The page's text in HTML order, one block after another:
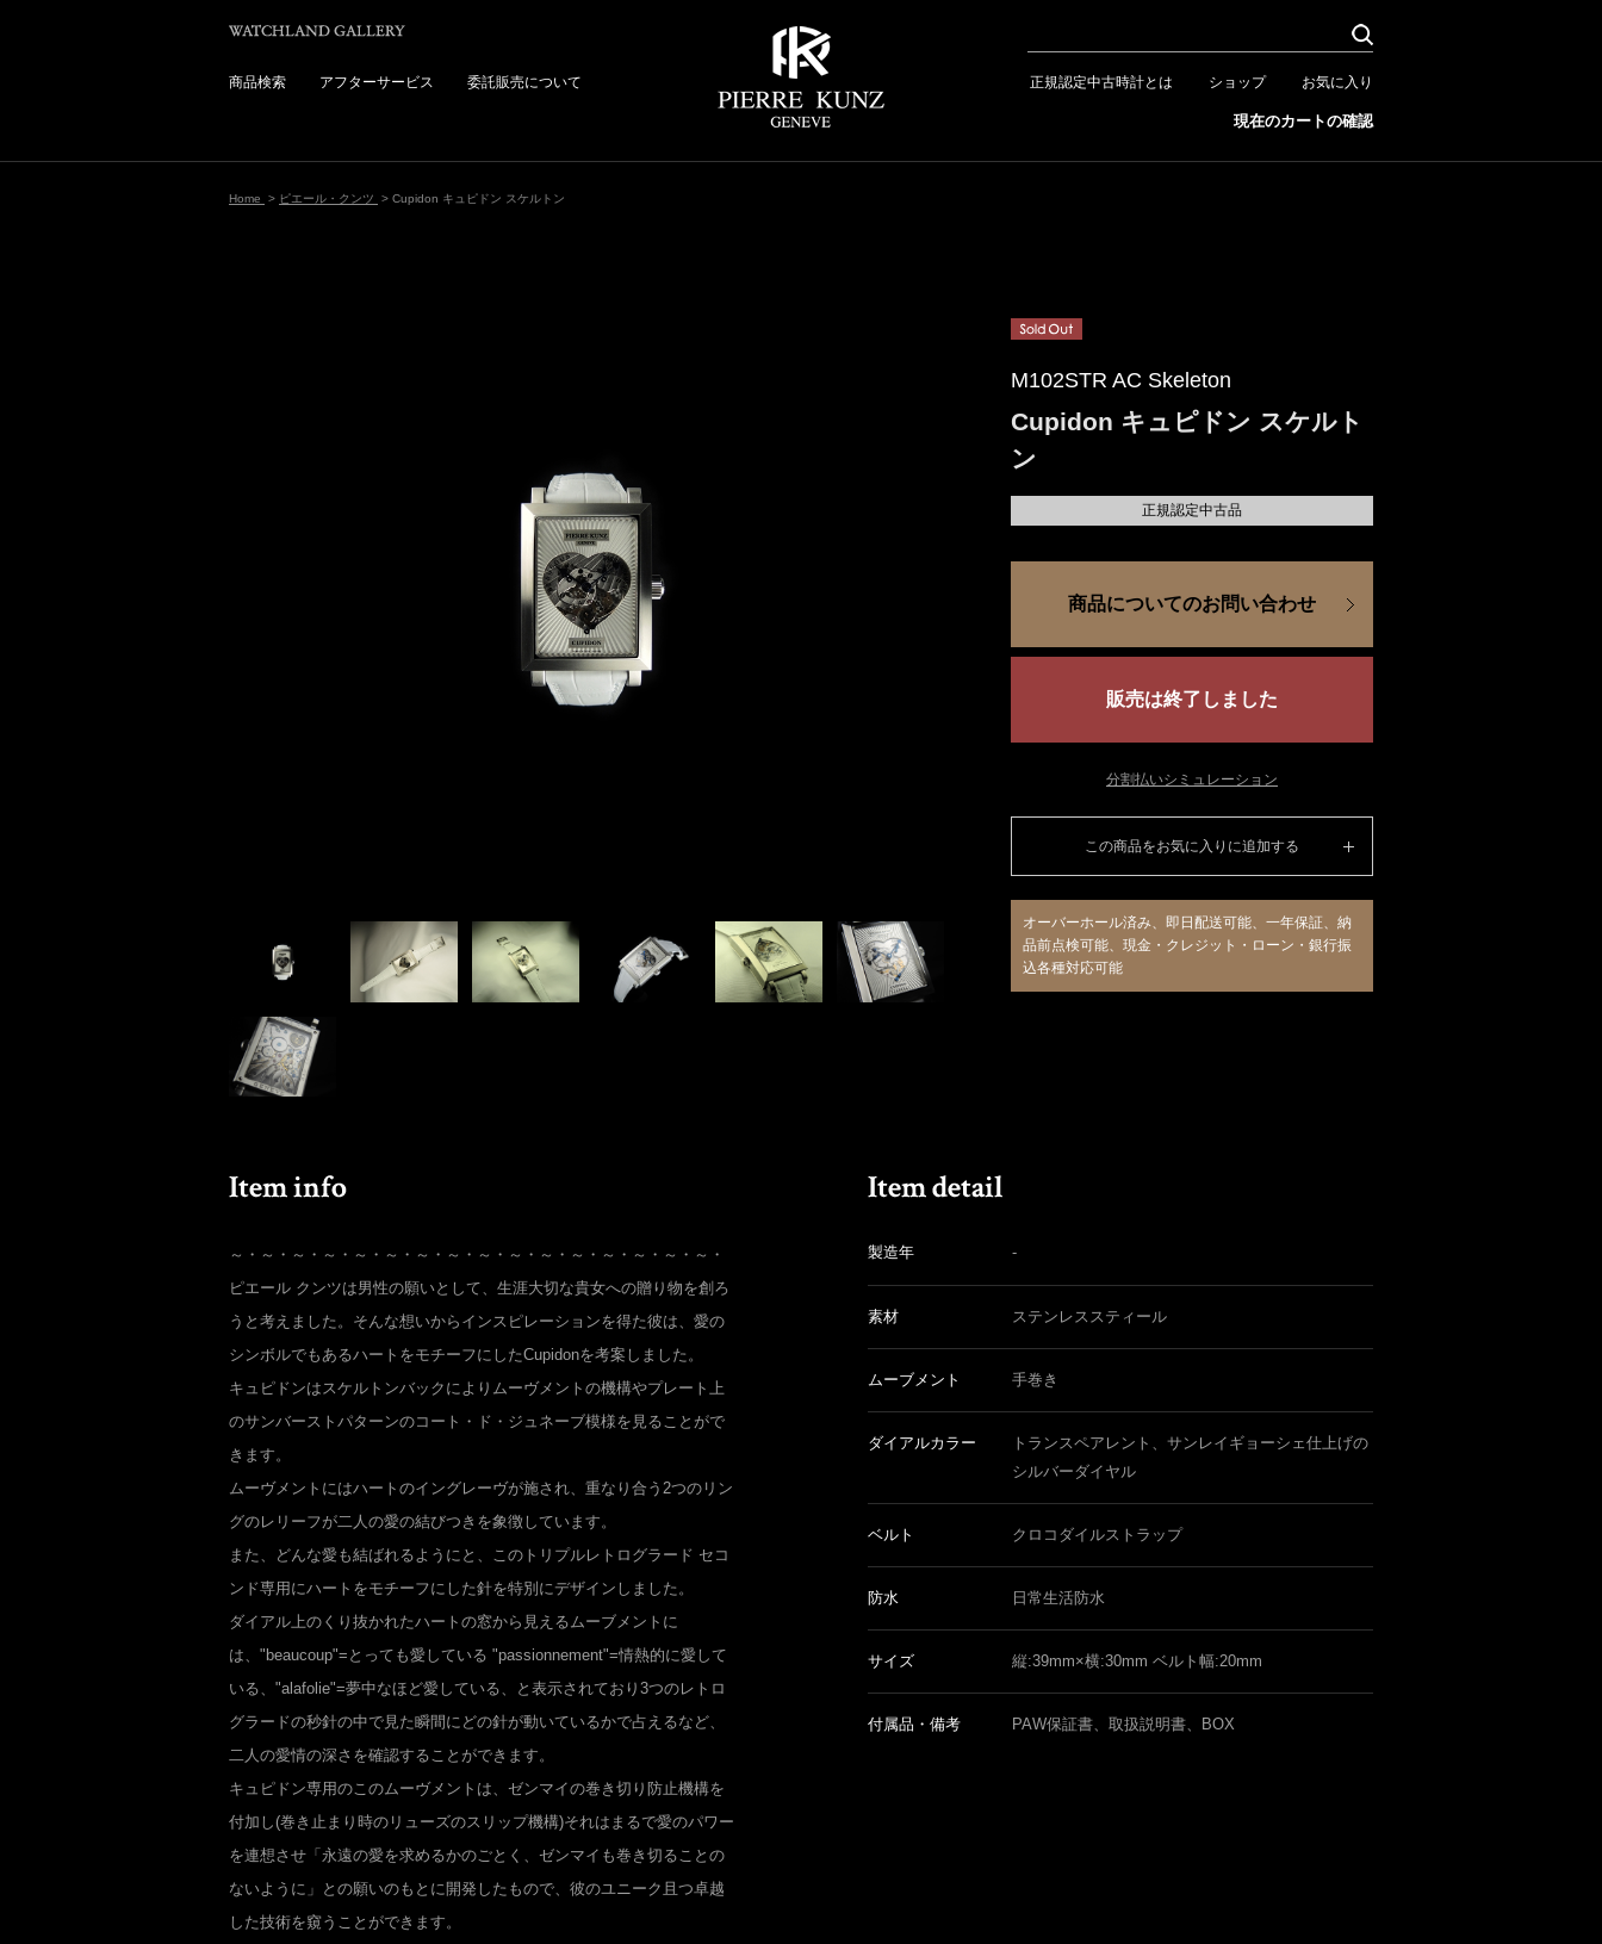
商品検索 アフターサービス 委託販売について 正規認定中古時計とは ショップ お気に入り
現在のカートの確認
Home > ピエール・クンツ > Cupidon キュピドン スケルトン
M102STR AC Skeleton
Cupidon キュピドン スケルト
ン
正規認定中古品
商品についてのお問い合わせ
販売は終了しました
分割払いシミュレーション
この商品をお気に入りに追加する
オーバーホール済み、即日配送可能、一年保証、納
品前点検可能、現金・クレジット・ローン・銀行振
込各種対応可能
～・～・～・～・～・～・～・～・～・～・～・～・～・～・～・～・
ピエール クンツは男性の願いとして、生涯大切な貴女への贈り物を創ろ
うと考えました。そんな想いからインスピレーションを得た彼は、愛の
シンボルでもあるハートをモチーフにしたCupidonを考案しました。
キュピドンはスケルトンバックによりムーヴメントの機構やプレート上
のサンバーストパターンのコート・ド・ジュネーブ模様を見ることがで
きます。
ムーヴメントにはハートのイングレーヴが施され、重なり合う2つのリン
グのレリーフが二人の愛の結びつきを象徴しています。
また、どんな愛も結ばれるようにと、このトリプルレトログラード セコ
ンド専用にハートをモチーフにした針を特別にデザインしました。
ダイアル上のくり抜かれたハートの窓から見えるムーブメントに
は、"beaucoup"=とっても愛している "passionnement"=情熱的に愛して
いる、"alafolie"=夢中なほど愛している、と表示されており3つのレトロ
グラードの秒針の中で見た瞬間にどの針が動いているかで占えるなど、
二人の愛情の深さを確認することができます。
キュピドン専用のこのムーヴメントは、ゼンマイの巻き切り防止機構を
付加し(巻き止まり時のリューズのスリップ機構)それはまるで愛のパワー
を連想させ「永遠の愛を求めるかのごとく、ゼンマイも巻き切ることの
ないように」との願いのもとに開発したもので、彼のユニーク且つ卓越
した技術を窺うことができます。
製造年 -
素材 ステンレススティール
ムーブメント 手巻き
ダイアルカラー
トランスペアレント、サンレイギョーシェ仕上げの
シルバーダイヤル
ベルト クロコダイルストラップ
防水 日常生活防水
サイズ 縦:39mm×横:30mm ベルト幅:20mm
付属品・備考 PAW保証書、取扱説明書、BOX